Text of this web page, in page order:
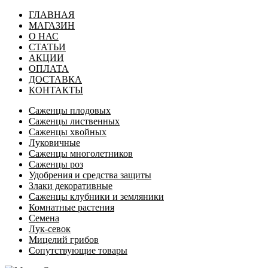
ГЛАВНАЯ
МАГАЗИН
О НАС
СТАТЬИ
АКЦИИ
ОПЛАТА
ДОСТАВКА
КОНТАКТЫ
Саженцы плодовых
Саженцы лиственных
Саженцы хвойных
Луковичные
Саженцы многолетников
Саженцы роз
Удобрения и средства защиты
Злаки декоративные
Саженцы клубники и земляники
Комнатные растения
Семена
Лук-севок
Мицелий грибов
Сопутствующие товары